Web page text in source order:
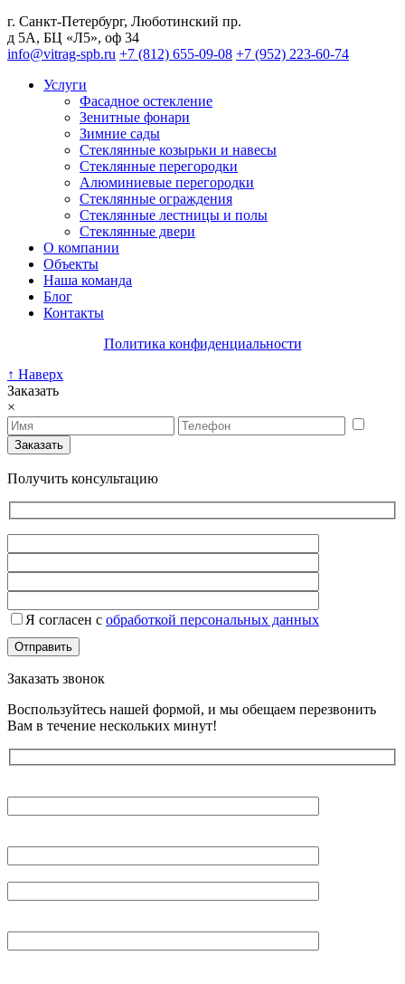
г. Санкт-Петербург, Люботинский пр.
д 5А, БЦ «Л5», оф 34
info@vitrag-spb.ru +7 (812) 655-09-08 +7 (952) 223-60-74
Услуги
Фасадное остекление
Зенитные фонари
Зимние сады
Стеклянные козырьки и навесы
Стеклянные перегородки
Алюминиевые перегородки
Стеклянные ограждения
Стеклянные лестницы и полы
Стеклянные двери
О компании
Объекты
Наша команда
Блог
Контакты
Политика конфиденциальности
↑ Наверх
Заказать
×
Получить консультацию
Я согласен с обработкой персональных данных
Заказать звонок
Воспользуйтесь нашей формой, и мы обещаем перезвонить
Вам в течение нескольких минут!